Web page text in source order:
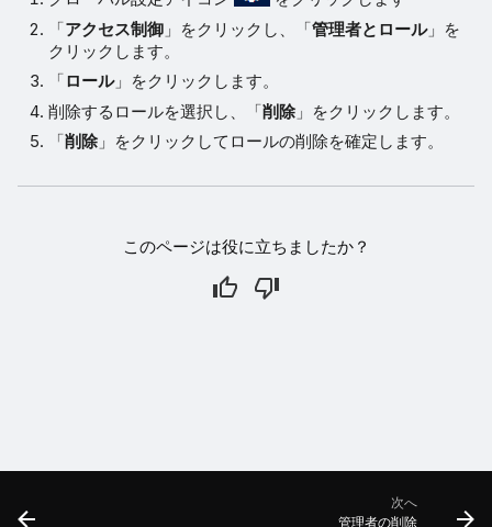
「アクセス制御 」をクリックし、「管理者とロール」を
クリックします。
「ロール」をクリックします。
削除するロールを選択し、「削除 」をクリックします。
「削除 」をクリックしてロールの削除を確定します。
このページは役に立ちましたか？
次へ
管理者の削除